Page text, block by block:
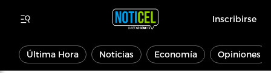
Inscribirse
Última Hora Noticias Economía Opiniones